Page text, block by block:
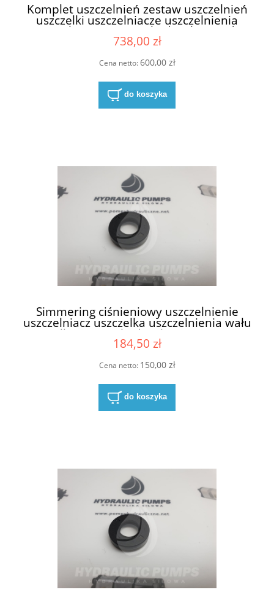
Komplet uszczelnień zestaw uszczelnień
uszczelki uszczelniacze uszczelnienia
uszczelnienie pompy hydraulicznej do
pomp hydraulicznych Parker Ultra 8611-
738,00 zł
Cena netto:600,00 zł
do koszyka
Simmering ciśnieniowy uszczelnienie
uszczelniacz uszczelka uszczelnienia wału
wałka pompy hydraulicznej pomp
hydraulicznych Parker Ultra 13,45 x 26,97
13.45x26.97x7/5 CFW 2 B1BAB1SL0,5
184,50 zł
Cena netto: 150,00 zł
do koszyka